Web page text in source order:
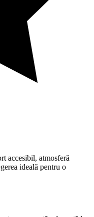
accesibil, atmosferă
ideală pentru o